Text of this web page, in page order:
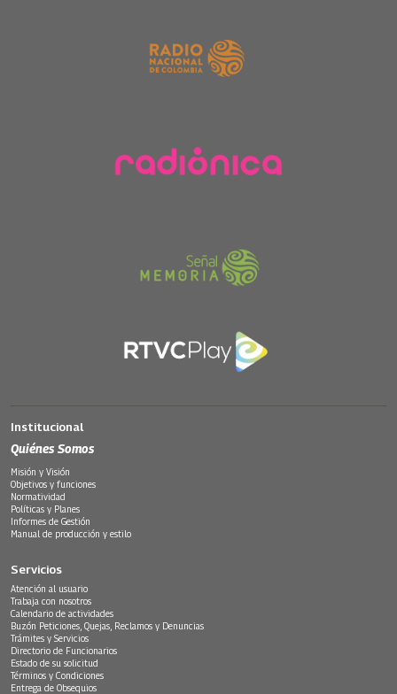
Institucional
Quiénes Somos
Misión y Visión
Objetivos y funciones
Normatividad
Políticas y Planes
Informes de Gestión
Manual de producción y estilo
Servicios
Atención al usuario
Trabaja con nosotros
Calendario de actividades
Buzón Peticiones, Quejas, Reclamos y Denuncias
Trámites y Servicios
Directorio de Funcionarios
Estado de su solicitud
Términos y Condiciones
Entrega de Obsequios